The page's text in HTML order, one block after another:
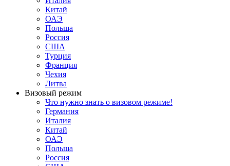
Китай
ОАЭ
Польша
Россия
США
Турция
Франция
Чехия
Литва
Визовый режим
Что нужно знать о визовом режиме!
Германия
Италия
Китай
ОАЭ
Польша
Россия